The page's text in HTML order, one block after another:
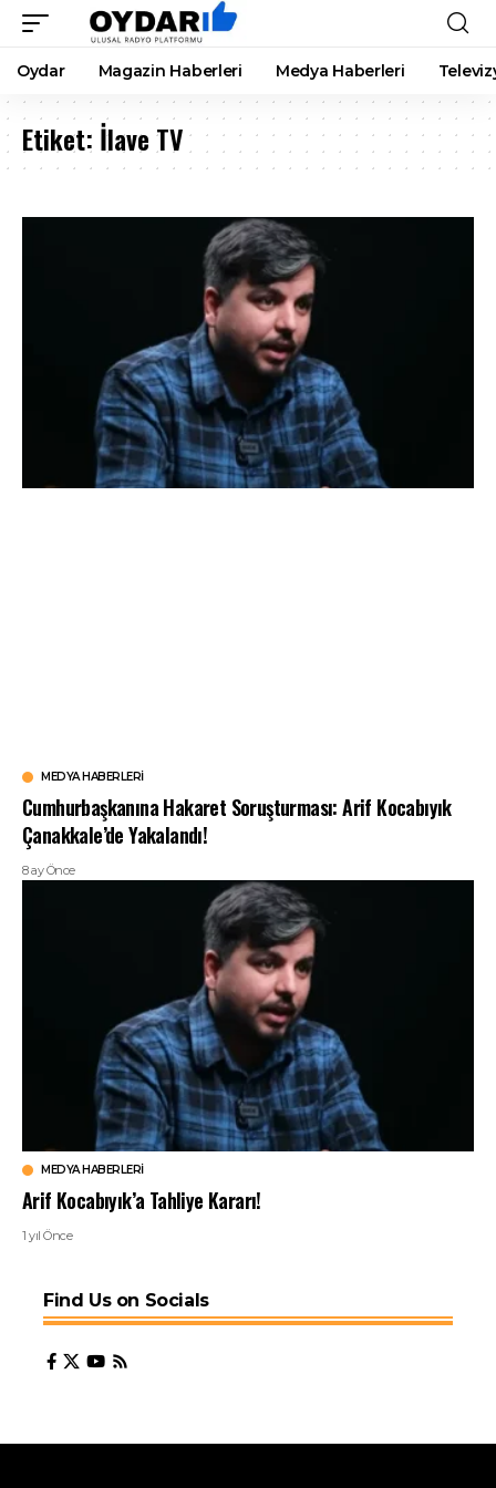
Oydar Magazin Haberleri Medya Haberleri
Etiket: İlave TV
MEDYA HABERLERI
Cumhurbaşkanına Hakaret Soruşturması: Arif Kocabıyık
Çanakkale’de Yakalandı!
8 ay Önce
MEDYA HABERLERI
Arif Kocabıyık’a Tahliye Kararı!
1 yıl Önce
Find Us on Socials